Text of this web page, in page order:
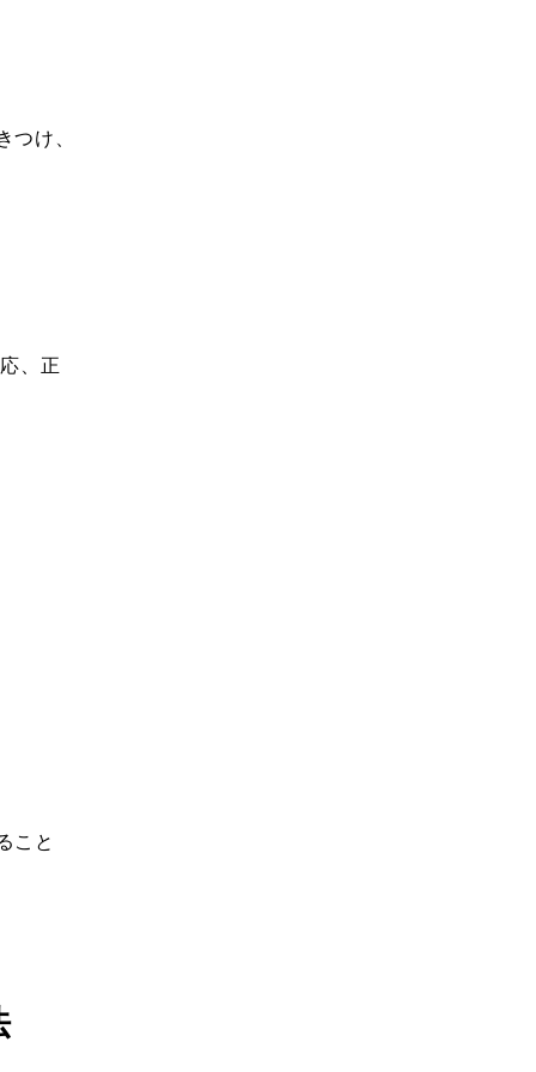
つけ、
、正
こと